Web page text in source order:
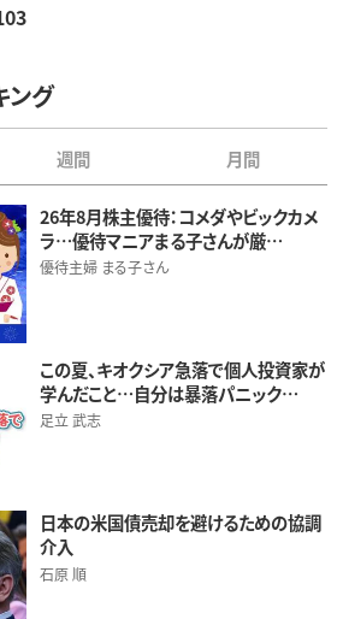
ング
週間 月間
26年8月株主優待：コメダやビックカメ
ラ…優待マニアまる子さんが厳…
優待主婦 まる子さん
この夏、キオクシア急落で個人投資家が
学んだこと…自分は暴落パニック…
足立 武志
日本の米国債売却を避けるための協調
介入
石原 順